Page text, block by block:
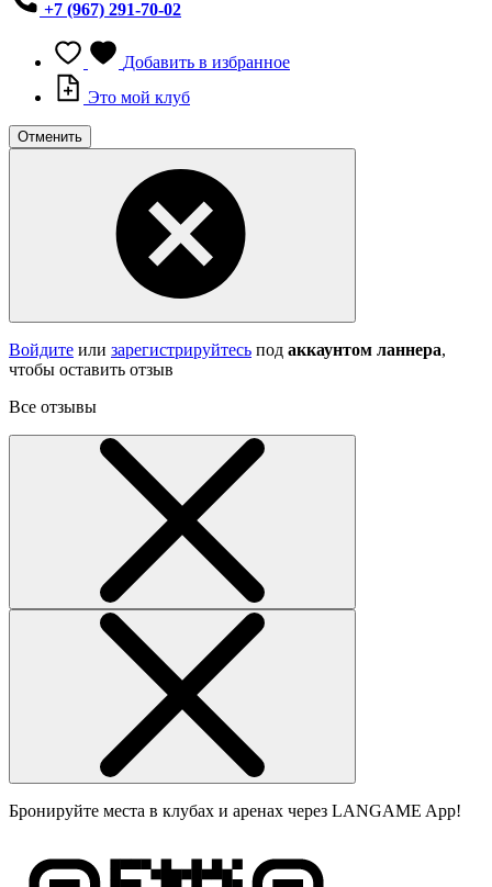
+7 (967) 291-70-02
Добавить в избранное
Это мой клуб
Отменить
Войдите или зарегистрируйтесь под аккаунтом ланнера,
чтобы оставить отзыв
Все отзывы
Бронируйте места в клубах и аренах через LANGAME App!